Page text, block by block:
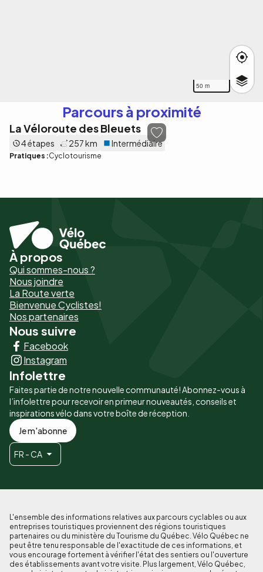
50 m
Parcours à proximité
La Véloroute des Bleuets
4 étapes 257 km Intermédiaire
Pratiques :Cyclotourisme
Pied
de
page
-
Liens
principaux
À propos
Qui sommes-nous ?
Nous joindre
La Route verte
Bienvenue Cyclistes!
Nos partenaires
Nous suivre
Facebook
Instagram
Infolettre
Faites partie de notre nouvelle communauté! Abonnez-vous à
l’infolettre pour recevoir en primeur nouveautés, conseils et
inspirations vélo dans votre boîte de réception.
Je m'abonne
FR - CA
L'ensemble des informations relatives aux parcours cyclables ou aux
entreprises touristiques proviennent des régions touristiques
partenaires ou du ministère du Tourisme du Québec. Vélo Québec ne
peut être tenu responsable de l'exactitude de ces informations, et
vous encourage fortement à vérifier l'état des sentiers ou l'ouverture
des établissements avant votre visite. Plus largement, Vélo Québec,